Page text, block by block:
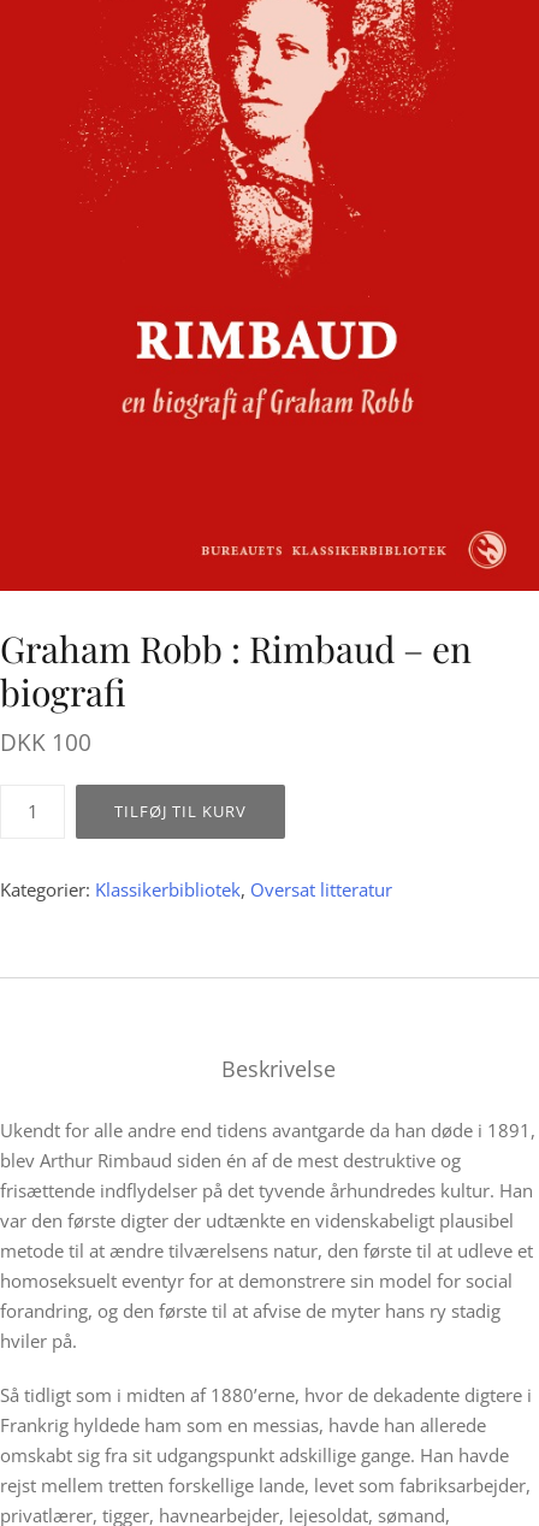
Graham Robb : Rimbaud – en
biografi
DKK 100
Rimbaud
biografi
TILFØJ TIL KURV
Kategorier: Klassikerbibliotek, Oversat litteratur
Beskrivelse
Ukendt for alle andre end tidens avantgarde da han døde i 1891,
blev Arthur Rimbaud siden én af de mest destruktive og
frisættende indflydelser på det tyvende århundredes kultur. Han
var den første digter der udtænkte en videnskabeligt plausibel
metode til at ændre tilværelsens natur, den første til at udleve et
homoseksuelt eventyr for at demonstrere sin model for social
forandring, og den første til at afvise de myter hans ry stadig
hviler på.
Så tidligt som i midten af 1880’erne, hvor de dekadente digtere i
Frankrig hyldede ham som en messias, havde han allerede
omskabt sig fra sit udgangspunkt adskillige gange. Han havde
rejst mellem tretten forskellige lande, levet som fabriksarbejder,
privatlærer, tigger, havnearbejder, lejesoldat, sømand,